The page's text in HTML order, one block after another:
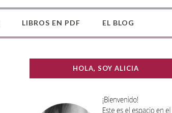
LIBROS EN PDF EL BLOG
HOLA, SOY ALICIA